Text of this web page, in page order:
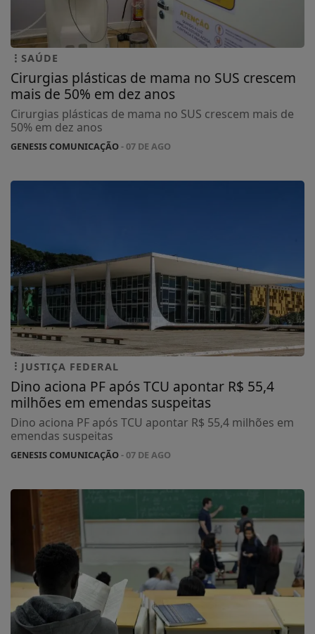
SAÚDE
Cirurgias plásticas de mama no SUS crescem
mais de 50% em dez anos
Cirurgias plásticas de mama no SUS crescem mais de
50% em dez anos
GENESIS COMUNICAÇÃO- 07 DE AGO
JUSTIÇA FEDERAL
Dino aciona PF após TCU apontar R$ 55,4
milhões em emendas suspeitas
Dino aciona PF após TCU apontar R$ 55,4 milhões em
emendas suspeitas
GENESIS COMUNICAÇÃO- 07 DE AGO